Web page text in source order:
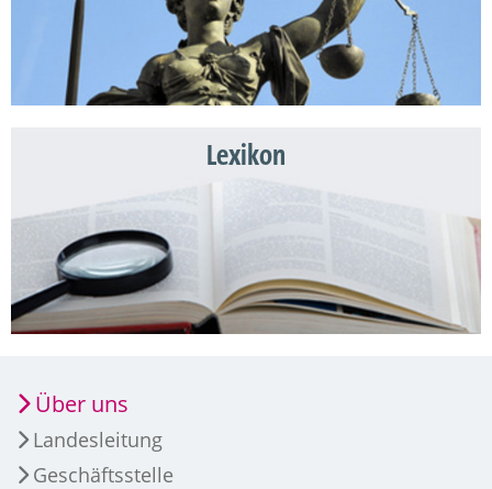
Lexikon
Über uns
Landesleitung
Geschäftsstelle